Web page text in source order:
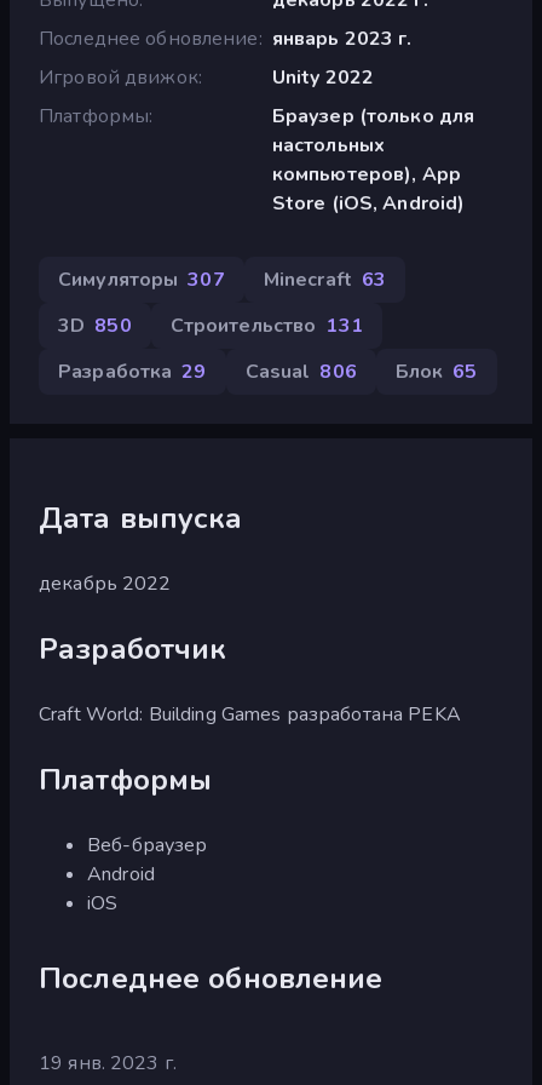
Последнее обновление
январь 2023 г.
Игровой движок
Unity 2022
Платформы
Браузер (только для
настольных
компьютеров), App
Store (iOS, Android)
Симуляторы 307 Minecraft 63
3D 850 Строительство 131
Разработка 29 Casual 806 Блок 65
Дата выпуска
декабрь 2022
Разработчик
Craft World: Building Games разработана PEKA
Платформы
Веб-браузер
Android
iOS
Последнее обновление
19 янв. 2023 г.